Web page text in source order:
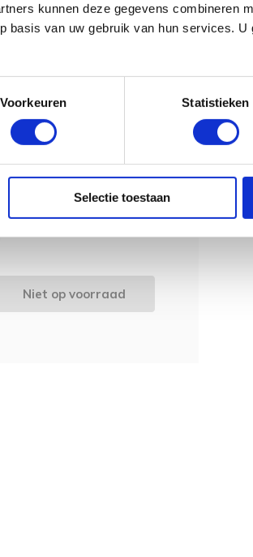
kunnen deze gegevens combineren
basis van uw gebruik van hun services.
Voorkeuren Statistieken
Selectie toestaan
euro betaalt u € 4,50 euro
normaal pakket.
17e Fingerstyle
Niet op voorraad